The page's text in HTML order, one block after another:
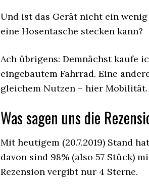
Und ist das Gerät nicht ein
eine Hosentasche stecken kann?
Ach übrigens: Demnächst kaufe
eingebautem Fahrrad. Eine
gleichem Nutzen – hier Mobilität.
Was sagen uns die
Mit heutigem (20.7.2019) Stand
davon sind 98% (also 57 Stück)
Rezension vergibt nur 4 Sterne.